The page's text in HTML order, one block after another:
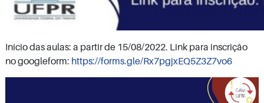
Início das aulas: a partir de 15/08/2022. Link para inscrição
no googleform: https://forms.gle/Rx7pgjxEQ5Z3Z7vo6